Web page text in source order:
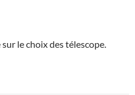
le choix des télescope.